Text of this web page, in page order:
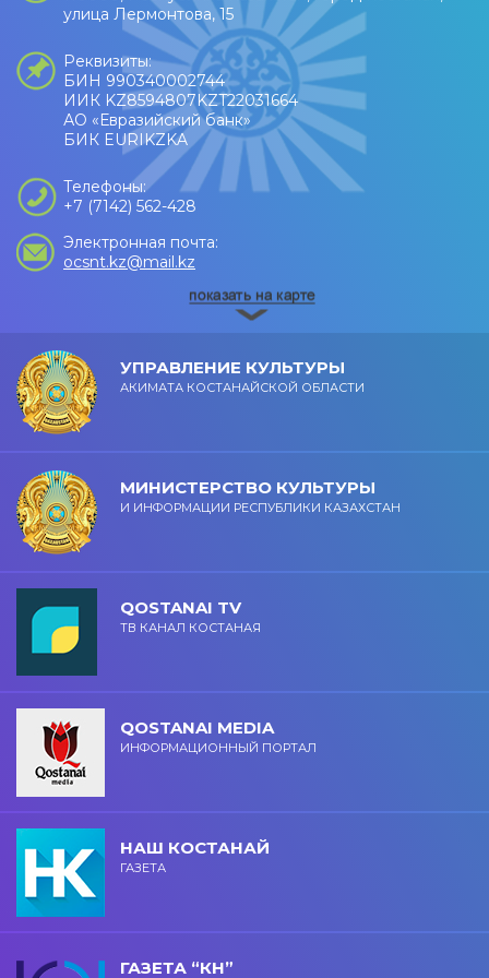
улица Лермонтова, 15
Реквизиты:
БИН 990340002744
ИИК KZ8594807KZT22031664
АО «Евразийский банк»
БИК EURIKZKA
Телефоны:
+7 (7142) 562-428
Электронная почта:
ocsnt.kz@mail.kz
УПРАВЛЕНИЕ КУЛЬТУРЫ
АКИМАТА КОСТАНАЙСКОЙ ОБЛАСТИ
МИНИСТЕРСТВО КУЛЬТУРЫ
И ИНФОРМАЦИИ РЕСПУБЛИКИ КАЗАХСТАН
QOSTANAI TV
ТВ КАНАЛ КОСТАНАЯ
QOSTANAI MEDIA
ИНФОРМАЦИОННЫЙ ПОРТАЛ
НАШ КОСТАНАЙ
ГАЗЕТА
ГАЗЕТА “КН”